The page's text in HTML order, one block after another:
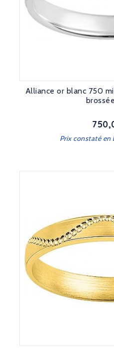
Alliance or blanc 750
Prix
Prix constaté